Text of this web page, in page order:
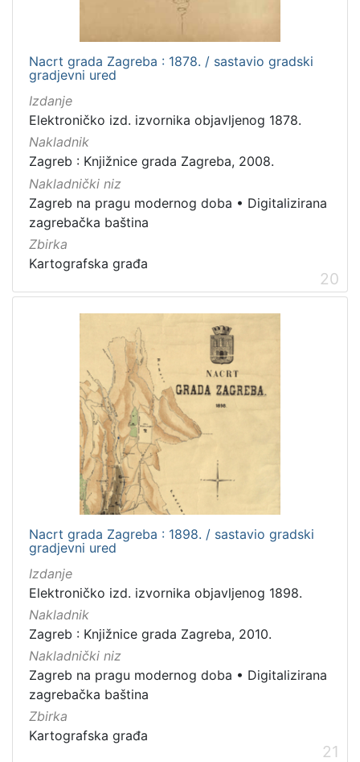
Nacrt grada Zagreba : 1878. / sastavio gradski
gradjevni ured
Izdanje
Elektroničko izd. izvornika objavljenog 1878.
Nakladnik
Zagreb : Knjižnice grada Zagreba, 2008.
Nakladnički niz
Zagreb na pragu modernog doba • Digitalizirana
zagrebačka baština
Zbirka
Kartografska građa
20
Nacrt grada Zagreba : 1898. / sastavio gradski
gradjevni ured
Izdanje
Elektroničko izd. izvornika objavljenog 1898.
Nakladnik
Zagreb : Knjižnice grada Zagreba, 2010.
Nakladnički niz
Zagreb na pragu modernog doba • Digitalizirana
zagrebačka baština
Zbirka
Kartografska građa
21